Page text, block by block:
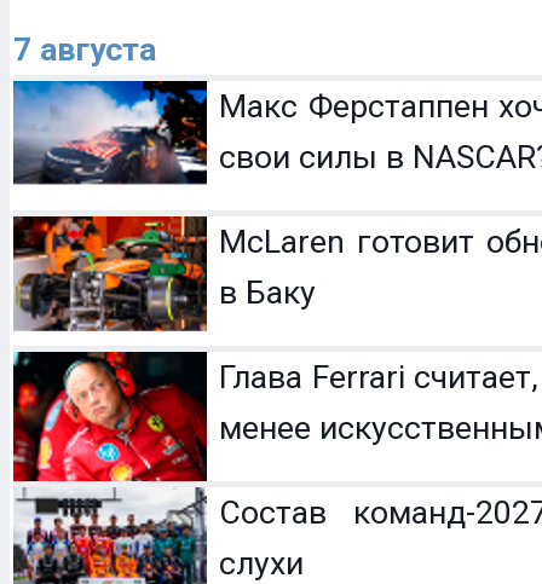
7 августа
Макс Ферстаппен
свои силы в
McLaren готовит
в Баку
Глава Ferrari
менее
Состав команд-
слухи